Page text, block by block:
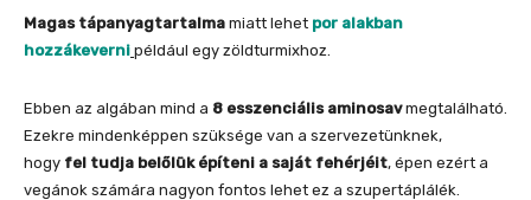
Magas tápanyagtartalma miatt lehet por alakban
hozzákeverni például egy zöldturmixhoz.
Ebben az algában mind a 8 esszenciális aminosavmegtalálható.
Ezekre mindenképpen szüksége van a szervezetünknek,
hogy fel tudja belőlük építeni a saját fehérjéit, épen ezért a
vegánok számára nagyon fontos lehet ez a szupertáplálék.